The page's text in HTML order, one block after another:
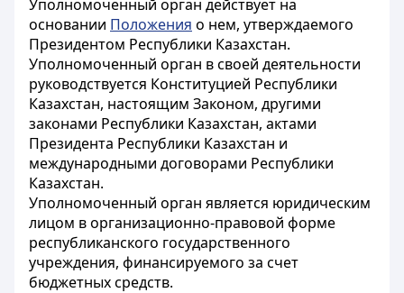
Уполномоченный орган действует на
основании Положения о нем, утверждаемого
Президентом Республики Казахстан.
Уполномоченный орган в своей деятельности
руководствуется Конституцией Республики
Казахстан, настоящим Законом, другими
законами Республики Казахстан, актами
Президента Республики Казахстан и
международными договорами Республики
Казахстан.
Уполномоченный орган является юридическим
лицом в организационно-правовой форме
республиканского государственного
учреждения, финансируемого за счет
бюджетных средств.